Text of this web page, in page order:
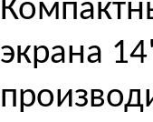
экрана